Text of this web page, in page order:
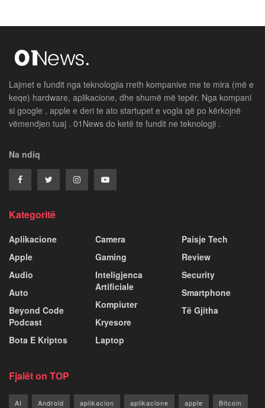
Lajmet e fundit nga teknologjia rreth kompanive me te mira (më e
keqe) hardware, aplikacione, dhe shumë më tepër. Nga kompani
si google , apple e deri te ato startupet e vogla që po kërkojnë
vëmendjen tuaj . 01News do ketë te fundit ne teknologji .
Na ndiq
Kategoritë
Aplikacione
Apple
Audio
Auto
Beyond Code
Podcast
Bota E Kriptos
Camera
Gaming
Inteligjenca
Artificiale
Kompiuter
Kryesore
Laptop
Paisje Tech
Review
Security
Smartphone
Të Gjitha
Fjalët on TOP
AI Android aplikacion aplikacione apple Bitcoin